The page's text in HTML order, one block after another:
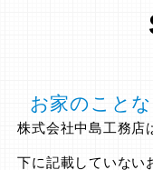
お家のこと
株式会社中島工務店
下に記載していない